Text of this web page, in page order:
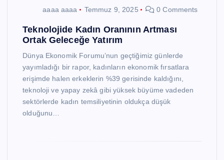
aaaa aaaa Temmuz 9, 2025 0 Comments
Teknolojide Kadın Oranının Artması
Ortak Geleceğe Yatırım
Dünya Ekonomik Forumu’nun geçtiğimiz günlerde
yayımladığı bir rapor, kadınların ekonomik fırsatlara
erişimde halen erkeklerin %39 gerisinde kaldığını,
teknoloji ve yapay zekâ gibi yüksek büyüme vadeden
sektörlerde kadın temsiliyetinin oldukça düşük
olduğunu…